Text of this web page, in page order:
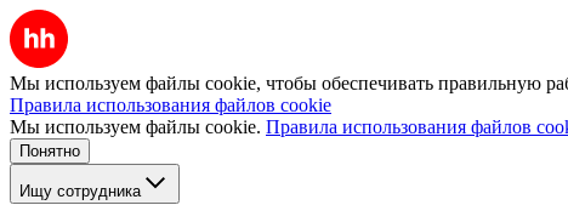
Мы используем файлы cookie, чтобы обеспечивать правильную
Правила использования файлов cookie
Мы используем файлы cookie. Правила использования файлов
Понятно
Ищу сотрудника